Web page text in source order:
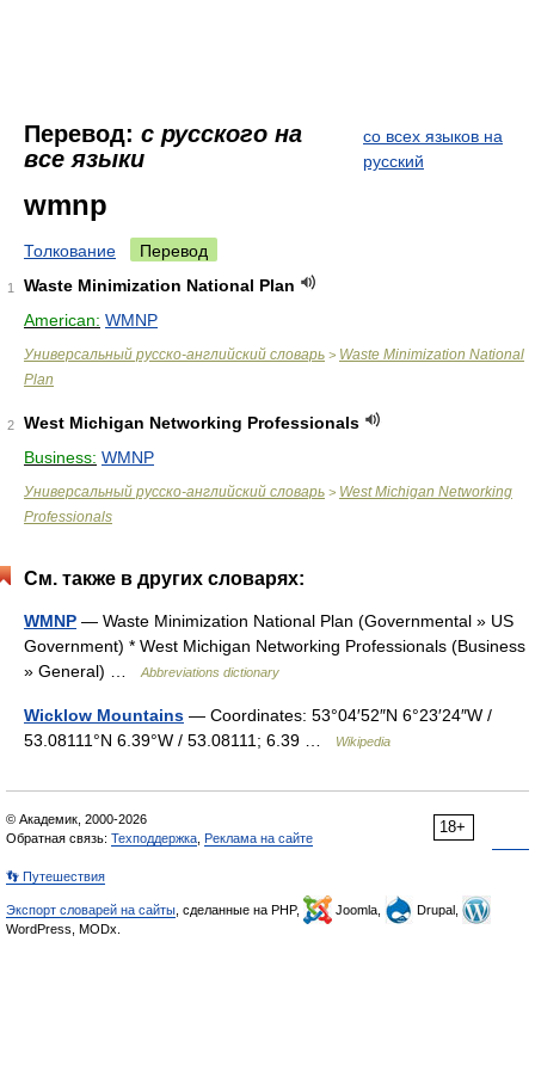
Перевод: с русского на
все языки
со всех языков на
русский
wmnp
Толкование Перевод
1
Waste Minimization National Plan
American: WMNP
Универсальный русско-английский словарь > Waste Minimization National
Plan
2
West Michigan Networking Professionals
Business: WMNP
Универсальный русско-английский словарь > West Michigan Networking
Professionals
См. также в других словарях:
WMNP — Waste Minimization National Plan (Governmental » US
Government) * West Michigan Networking Professionals (Business
» General) …
Abbreviations dictionary
Wicklow Mountains — Coordinates: 53°04′52″N 6°23′24″W /
53.08111°N 6.39°W / 53.08111; 6.39 …
Wikipedia
18+
© Академик, 2000-2026
Обратная связь: Техподдержка Реклама на сайте
👣 Путешествия
Экспорт словарей на сайты , сделанные на PHP, Joomla,
Drupal,
WordPress, MODx.